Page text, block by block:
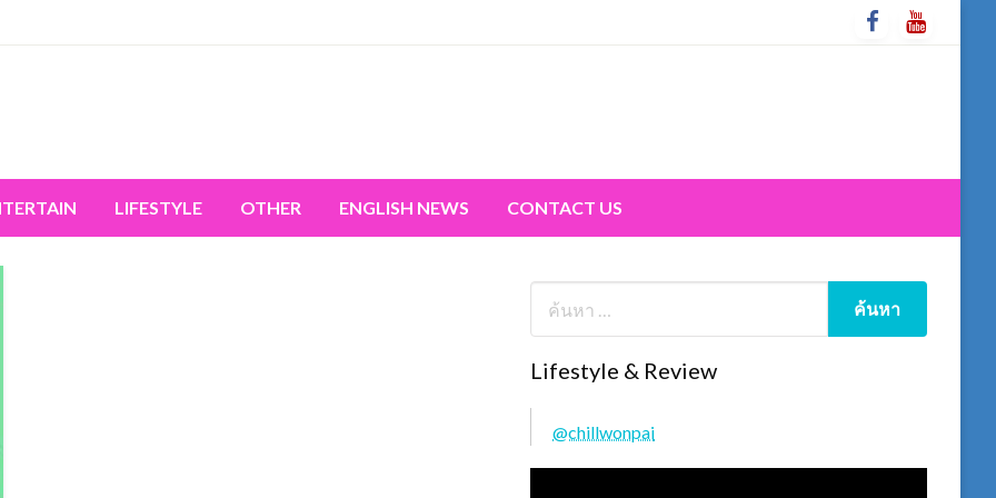
LIFESTYLE OTHER ENGLISH NEWS CONTACT US
Lifestyle & Review
@chillwonpai